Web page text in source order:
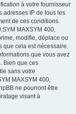
à votre fournisseur
adresses IP de tous les
de ces conditions.
MAXSYM 400,
modifie, déplace ou
que cela est nécessaire.
que vous avez
Bien que ces
sans votre
MAXSYM 400,
ne pourront être
visant à